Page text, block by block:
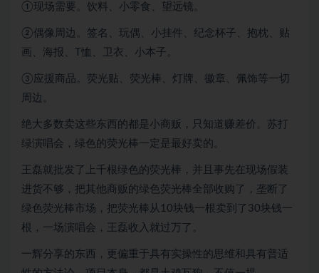
①现场需要。饮料、小零食、望远镜。
②偶像周边。签名、玩偶、小挂件、纪念杯子、抱枕、贴
画、海报、T恤、卫衣、小本子。
③应援商品。荧光贴、荧光棒、灯牌、徽章、佩饰等一切
周边。
绝大多数卖这些东西的都是小商贩，只知道赚差价。苏打
绿演唱会，绿色的荧光棒一定是最好卖的。
王磊就批发了上千根绿色的荧光棒，并且事先在现场假装
进货不够，把其他商贩的绿色荧光棒全部收购了，垄断了
绿色荧光棒市场，把荧光棒从10块钱一根卖到了30块钱一
根，一场演唱会，王磊收入就过万了。
一辉分享的东西，更偏重于具有实操性的思维和具有普适